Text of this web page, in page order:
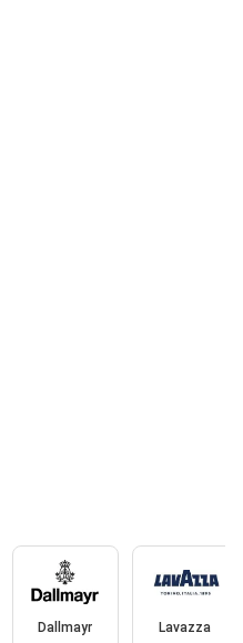
Dallmayr Lavazza